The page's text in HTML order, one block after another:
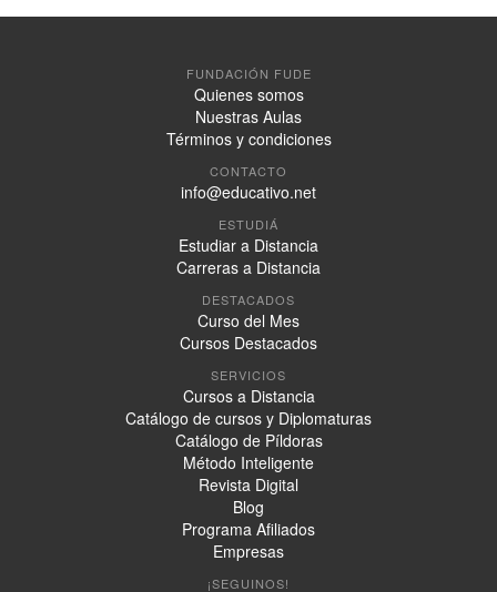
FUNDACIÓN FUDE
Quienes somos
Nuestras Aulas
Términos y condiciones
CONTACTO
info@educativo.net
ESTUDIÁ
Estudiar a Distancia
Carreras a Distancia
DESTACADOS
Curso del Mes
Cursos Destacados
SERVICIOS
Cursos a Distancia
Catálogo de cursos y Diplomaturas
Catálogo de Píldoras
Método Inteligente
Revista Digital
Blog
Programa Afiliados
Empresas
¡SEGUINOS!